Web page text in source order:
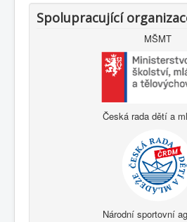
Spolupracující
MŠMT
Česká rada dětí a
Národní sportovní